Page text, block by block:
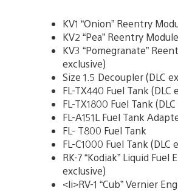
KV1 “Onion” Reentry
KV2 “Pea” Reentry
KV3 “Pomegranate”
exclusive)
Size 1.5 Decoupler (DLC
FL-TX440 Fuel Tank (DLC
FL-TX1800 Fuel Tank
FL-A151L Fuel Tank
FL- T800 Fuel Tank
FL-C1000 Fuel Tank (DLC
RK-7 “Kodiak” Liquid Fuel
exclusive)
<li>RV-1 “Cub” Vernier